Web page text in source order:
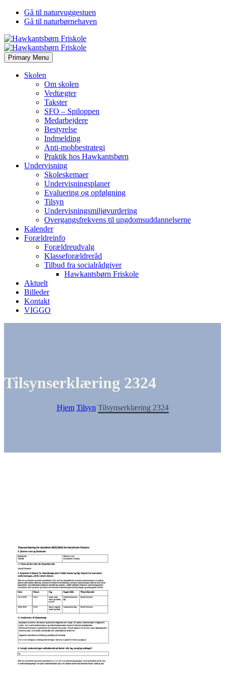
Gå til naturvuggestuen
Gå til naturbørnehaven
Primary Menu
Skolen
Om skolen
Vedtægter
Takster
SFO – Spiloppen
Medarbejdere
Bestyrelse
Indmelding
Anti-mobbestrategi
Praktik hos Hawkantsbørn
Undervisning
Skoleskemaer
Undervisningsplaner
Evaluering og opfølgning
Tilsyn
Undervisningsmiljøvurdering
Overgangsfrekvens til ungdomsuddannelserne
Kalender
Forældreinfo
Forældreudvalg
Klasseforældreråd
Tilbud fra socialrådgiver
Hawkantsbørn Friskole
Aktuelt
Billeder
Kontakt
VIGGO
Tilsynserklæring 2324
Hjem Tilsyn Tilsynserklæring 2324